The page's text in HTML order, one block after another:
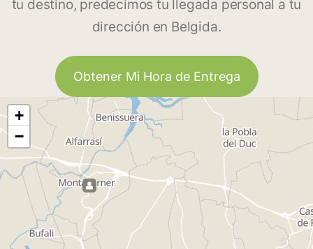
tu destino, predecimos tu llegada personal a tu
dirección en Belgida.
Obtener Mi Hora de Entrega
+
−